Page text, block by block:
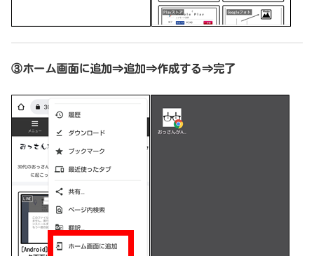
③ホーム画面に追加⇒追加⇒作成する⇒完了